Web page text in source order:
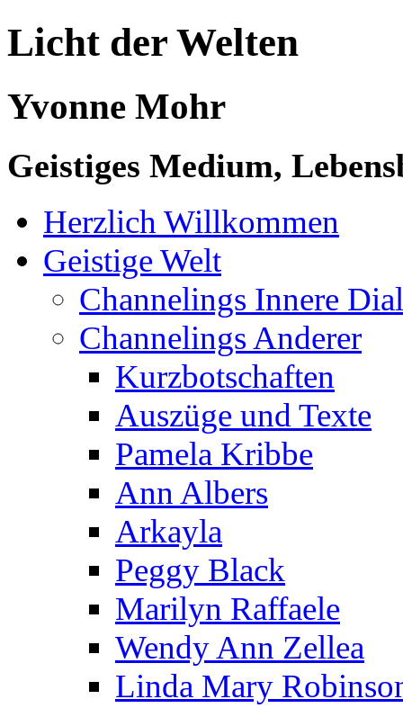
Licht der Welten
Yvonne Mohr
Geistiges Medium,
Herzlich Willkommen
Geistige Welt
Channelings Innere
Channelings Anderer
Kurzbotschaften
Auszüge und Texte
Pamela Kribbe
Ann Albers
Arkayla
Peggy Black
Marilyn Raffaele
Wendy Ann Zellea
Linda Mary